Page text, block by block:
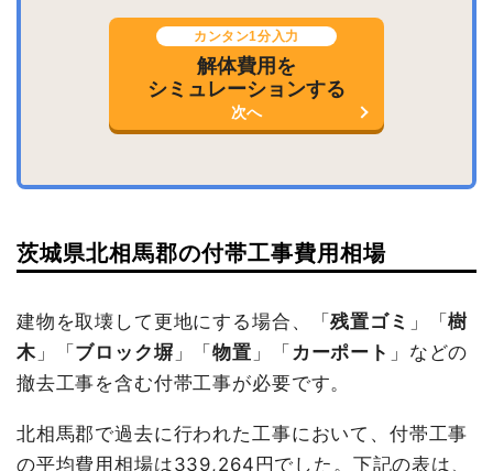
カンタン1分入力
解体費用を
シミュレーションする
次へ
茨城県北相馬郡の付帯工事費用相場
建物を取壊して更地にする場合、「残置ゴミ 」「樹
木」「 ブロック塀 」「物置 」「 カーポート 」などの
撤去工事を含む付帯工事が必要です。
北相馬郡で過去に行われた工事において、付帯工事
の平均費用相場は339,264円でした。下記の表は、